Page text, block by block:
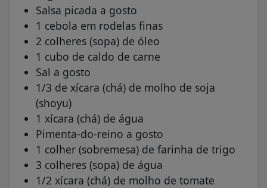
Salsa picada a gosto
1 cebola em rodelas finas
2 colheres (sopa) de óleo
1 cubo de caldo de carne
Sal a gosto
1/3 de xícara (chá) de molho de soja
(shoyu)
1 xícara (chá) de água
Pimenta-do-reino a gosto
1 colher (sobremesa) de farinha de trigo
3 colheres (sopa) de água
1/2 xícara (chá) de molho de tomate